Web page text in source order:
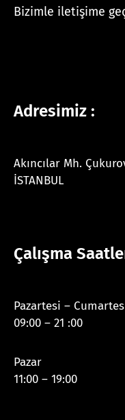
Bizimle iletişime
Adresimiz :
Akıncılar Mh.
İSTANBUL
Çalışma
Pazartesi –
09:00 – 21 :00
Pazar
11:00 – 19:00